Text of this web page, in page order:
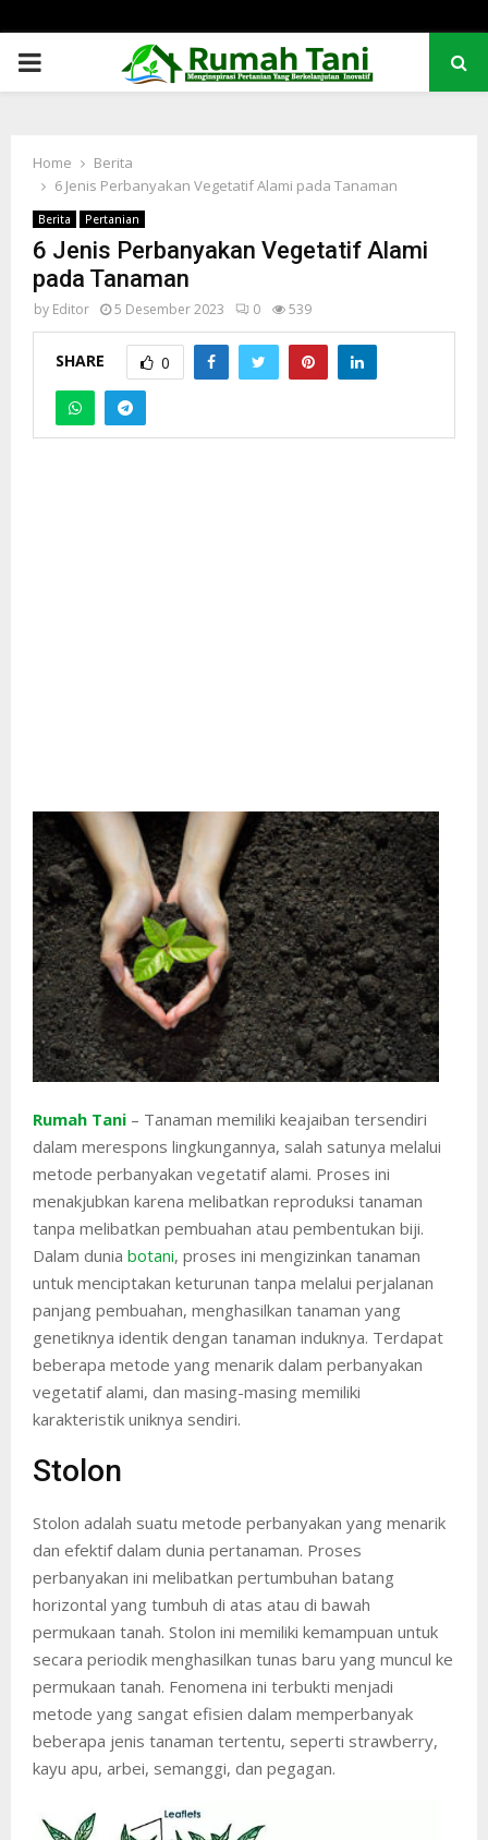
PRIMARY
Home
Berita
6 Jenis Perbanyakan Vegetatif Alami pada Tanaman
Berita Pertanian
6 Jenis Perbanyakan Vegetatif Alami
pada Tanaman
by Editor 5 Desember 2023 0 539
SHARE 0
Rumah Tani – Tanaman memiliki keajaiban tersendiri
dalam merespons lingkungannya, salah satunya melalui
metode perbanyakan vegetatif alami. Proses ini
menakjubkan karena melibatkan reproduksi tanaman
tanpa melibatkan pembuahan atau pembentukan biji.
Dalam dunia botani, proses ini mengizinkan tanaman
untuk menciptakan keturunan tanpa melalui perjalanan
panjang pembuahan, menghasilkan tanaman yang
genetiknya identik dengan tanaman induknya. Terdapat
beberapa metode yang menarik dalam perbanyakan
vegetatif alami, dan masing-masing memiliki
karakteristik uniknya sendiri.
Stolon
Stolon adalah suatu metode perbanyakan yang menarik
dan efektif dalam dunia pertanaman. Proses
perbanyakan ini melibatkan pertumbuhan batang
horizontal yang tumbuh di atas atau di bawah
permukaan tanah. Stolon ini memiliki kemampuan untuk
secara periodik menghasilkan tunas baru yang muncul ke
permukaan tanah. Fenomena ini terbukti menjadi
metode yang sangat efisien dalam memperbanyak
beberapa jenis tanaman tertentu, seperti strawberry,
kayu apu, arbei, semanggi, dan pegagan.